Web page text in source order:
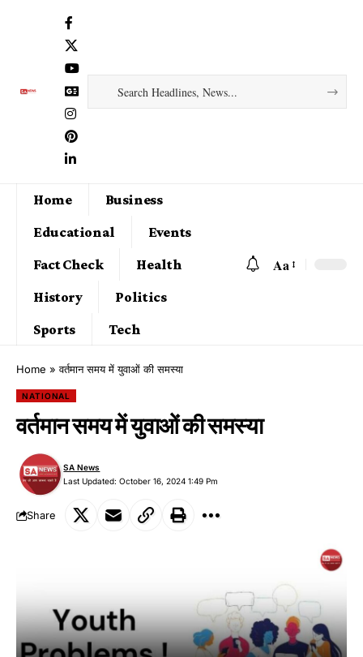
Home
Business
Educational
Events
Fact Check
Health
History
Politics
Sports
Tech
Aa
Home »वर्तमान समय में युवाओं की समस्या
NATIONAL
वर्तमान समय में युवाओं की समस्या
Last Updated: October 16, 2024 1:49 Pm
SA News
Share